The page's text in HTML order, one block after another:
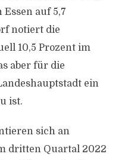
auf 5,7
notiert die
10,5 Prozent im
aber für die
ein
ist.
sich an
dritten Quartal 2022